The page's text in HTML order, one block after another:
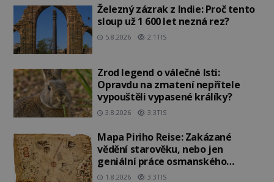
Železný zázrak z Indie: Proč tento
sloup už 1 600 let nezná rez?
5.8.2026 2.1TIS
Zrod legend o válečné lsti:
Opravdu na zmatení nepřítele
vypouštěli vypasené králíky?
3.8.2026 3.3TIS
Mapa Piriho Reise: Zakázané
vědění starověku, nebo jen
geniální práce osmanského
admirála?
1.8.2026 3.3TIS